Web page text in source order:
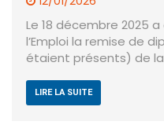
Le 18 décembre 2025
l’Emploi la remise de
étaient présents) de
LIRE LA SUITE